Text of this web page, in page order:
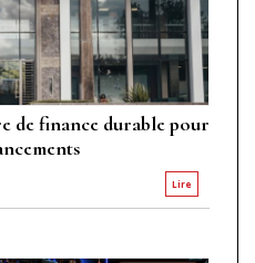
de finance durable pour
Lire